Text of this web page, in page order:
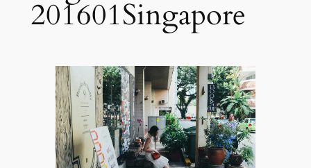
201601Singapore